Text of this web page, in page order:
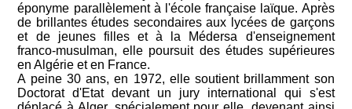
éponyme parallèlement à l'école française laïque. Après
de brillantes études secondaires aux lycées de garçons
et de jeunes filles et à la Médersa d'enseignement
franco-musulman, elle poursuit des études supérieures
en Algérie et en France.
A peine 30 ans, en 1972, elle soutient brillamment son
Doctorat d'Etat devant un jury international qui s'est